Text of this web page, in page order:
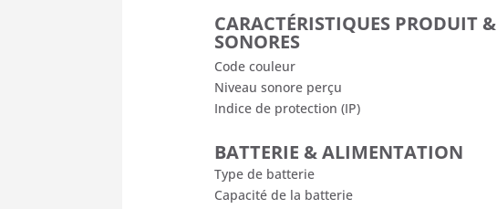
CARACTÉRISTIQUES PRODUIT &
SONORES
Code couleur
Niveau sonore perçu
Indice de protection (IP)
BATTERIE & ALIMENTATION
Type de batterie
Capacité de la batterie